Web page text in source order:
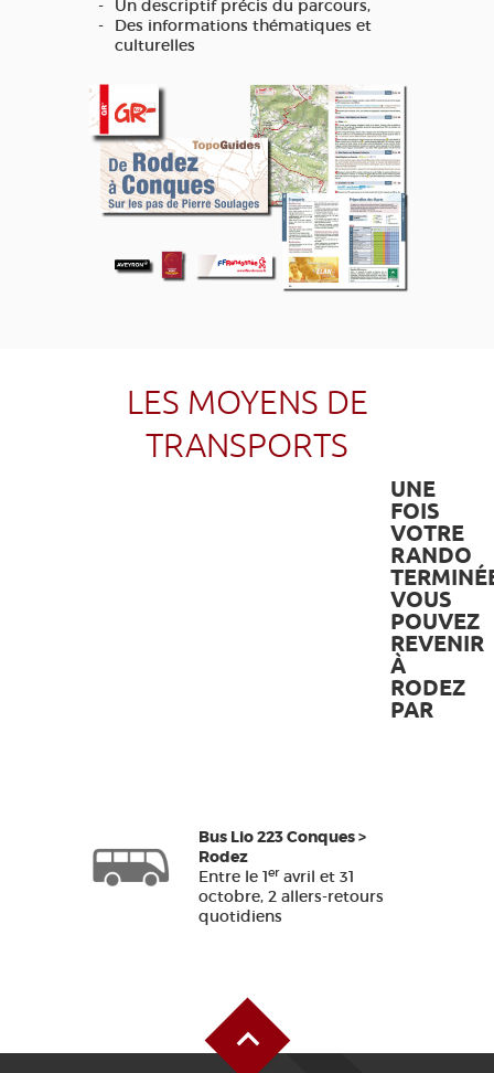
Un descriptif précis du parcours,
Des informations thématiques et
culturelles
LES MOYENS DE
TRANSPORTS
UNE
FOIS
VOTRE
RANDO
VOUS
POUVEZ
REVENIR
À
RODEZ
PAR
Bus Lio 223 Conques >
Rodez
Entre le 1eravril et 31
octobre, 2 allers-retours
quotidiens